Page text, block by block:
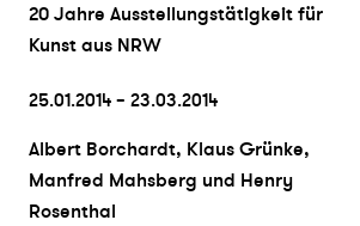
20 Jahre Ausstellungstätigkeit für
Kunst aus NRW
25.01.2014 – 23.03.2014
Albert Borchardt, Klaus Grünke,
Manfred Mahsberg und Henry
Rosenthal